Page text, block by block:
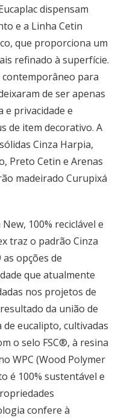
dispensam
e a Linha Cetin
que proporciona um
refinado à superfície.
para
de ser apenas
e privacidade e
de item decorativo. A
Cinza Harpia,
Preto Cetin e Arenas
madeirado Curupixá
100% reciclável e
traz o padrão Cinza
opções de
que atualmente
nos projetos de
da união de
eucalipto, cultivadas
o selo FSC®, à resina
WPC (Wood Polymer
é 100% sustentável e
confere à